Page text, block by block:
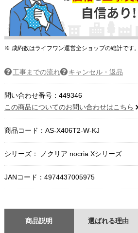
※ 成約数はライフワン運営全ショップの総計です。
工事までの流れ キャンセル・返品
問い合わせ番号：449346
この商品についてのお問い合わせはこちら
商品コード： AS-X406T2-W-KJ
シリーズ： ノクリア nocria Xシリーズ
JANコード：4974437005975
商品説明 選ばれる理由